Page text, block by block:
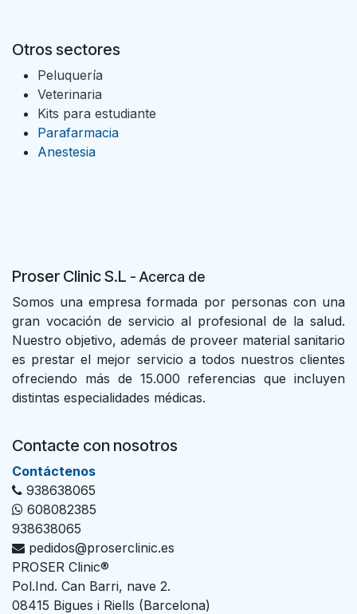
Otros sectores
Peluquería
Veterinaria
Kits para estudiante
Parafarmacia
Anestesia
Proser Clinic S.L - Acerca de
Somos una empresa formada por personas con una
gran vocación de servicio al profesional de la salud.
Nuestro objetivo, además de proveer material sanitario
es prestar el mejor servicio a todos nuestros clientes
ofreciendo más de 15.000 referencias que incluyen
distintas especialidades médicas.
Contacte con nosotros
Con​tác​tenos
938638065
608082385
938638065
pedidos@proserclinic.es
PROSER Clinic®
Pol.Ind. Can Barri, nave 2.
08415 Bigues i Riells (Barcelona)